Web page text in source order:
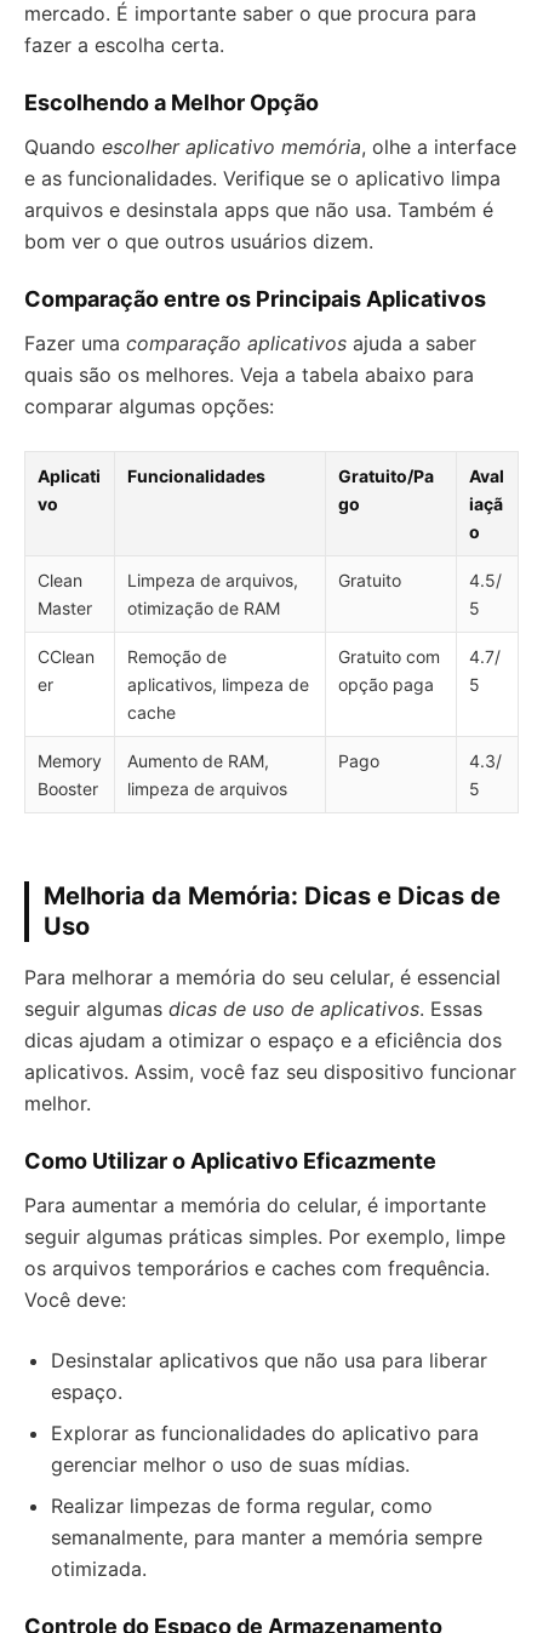
mercado. É importante saber o que procura para
fazer a escolha certa.
Escolhendo a Melhor Opção
Quando escolher aplicativo memória, olhe a interface
e as funcionalidades. Verifique se o aplicativo limpa
arquivos e desinstala apps que não usa. Também é
bom ver o que outros usuários dizem.
Comparação entre os Principais Aplicativos
Fazer uma comparação aplicativos ajuda a saber
quais são os melhores. Veja a tabela abaixo para
comparar algumas opções:
Aplicati
vo
Funcionalidades
Gratuito/Pa
go
Aval
iaçã
o
Clean
Master
Limpeza de arquivos,
otimização de RAM
Gratuito
4.5/
5
CClean
er
Remoção de
aplicativos, limpeza de
cache
Gratuito com
opção paga
4.7/
5
Memory
Booster
Aumento de RAM,
limpeza de arquivos
Pago
4.3/
5
Melhoria da Memória: Dicas e Dicas de
Uso
Para melhorar a memória do seu celular, é essencial
seguir algumas dicas de uso de aplicativos. Essas
dicas ajudam a otimizar o espaço e a eficiência dos
aplicativos. Assim, você faz seu dispositivo funcionar
melhor.
Como Utilizar o Aplicativo Eficazmente
Para aumentar a memória do celular, é importante
seguir algumas práticas simples. Por exemplo, limpe
os arquivos temporários e caches com frequência.
Você deve:
Desinstalar aplicativos que não usa para liberar
espaço.
Explorar as funcionalidades do aplicativo para
gerenciar melhor o uso de suas mídias.
Realizar limpezas de forma regular, como
semanalmente, para manter a memória sempre
otimizada.
Controle do Espaço de Armazenamento